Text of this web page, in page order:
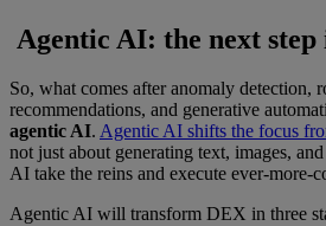
Agentic AI: the next step
So, what comes after anomaly detection,
recommendations, and generative
agentic AI. Agentic AI shifts the focus
not just about generating text, images,
AI take the reins and execute ever-more-
Agentic AI will transform DEX in three